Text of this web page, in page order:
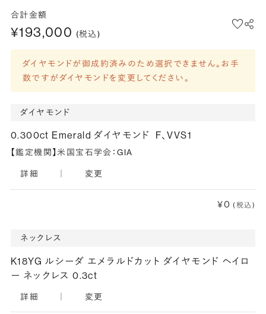
合計金額
¥193,000 (税込)
ダイヤモンドが御成約済みのため選択できません。お手
数ですがダイヤモンドを変更してください。
ダイヤモンド
0.300ct Emerald ダイヤモンド F、VVS1
【鑑定機関】米国宝石学会：GIA
詳細 変更
¥0 (税込)
ネックレス
K18YG ルシーダ エメラルドカット ダイヤモンド ヘイロ
ー ネックレス 0.3ct
詳細 変更